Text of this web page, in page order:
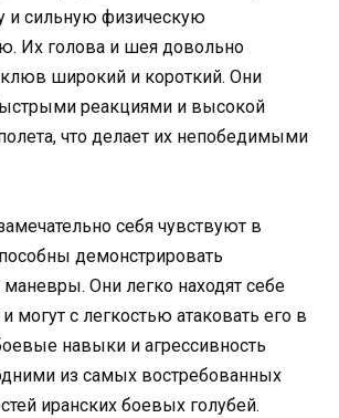
и сильную физическую
Их голова и шея довольно
клюв широкий и короткий. Они
реакциями и высокой
что делает их непобедимыми
себя чувствуют в
демонстрировать
Они легко находят себе
могут с легкостью атаковать его в
навыки и агрессивность
из самых востребованных
иранских боевых голубей.